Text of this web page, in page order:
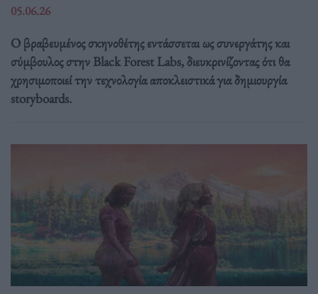
05.06.26
Ο βραβευμένος σκηνοθέτης εντάσσεται ως συνεργάτης και
σύμβουλος στην Black Forest Labs, διευκρινίζοντας ότι θα
χρησιμοποιεί την τεχνολογία αποκλειστικά για δημιουργία
storyboards.